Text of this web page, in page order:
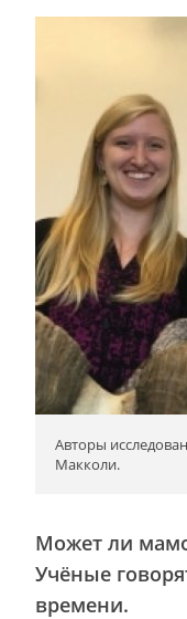
Авторы
Макколи.
Может ли
Учёные
времени.